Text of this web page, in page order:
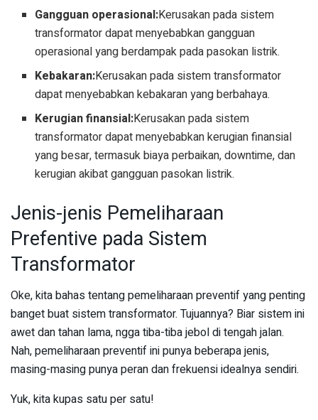
Gangguan operasional:Kerusakan pada sistem
transformator dapat menyebabkan gangguan
operasional yang berdampak pada pasokan listrik.
Kebakaran:Kerusakan pada sistem transformator
dapat menyebabkan kebakaran yang berbahaya.
Kerugian finansial:Kerusakan pada sistem
transformator dapat menyebabkan kerugian finansial
yang besar, termasuk biaya perbaikan, downtime, dan
kerugian akibat gangguan pasokan listrik.
Jenis-jenis Pemeliharaan
Prefentive pada Sistem
Transformator
Oke, kita bahas tentang pemeliharaan preventif yang penting
banget buat sistem transformator. Tujuannya? Biar sistem ini
awet dan tahan lama, ngga tiba-tiba jebol di tengah jalan.
Nah, pemeliharaan preventif ini punya beberapa jenis,
masing-masing punya peran dan frekuensi idealnya sendiri.
Yuk, kita kupas satu per satu!